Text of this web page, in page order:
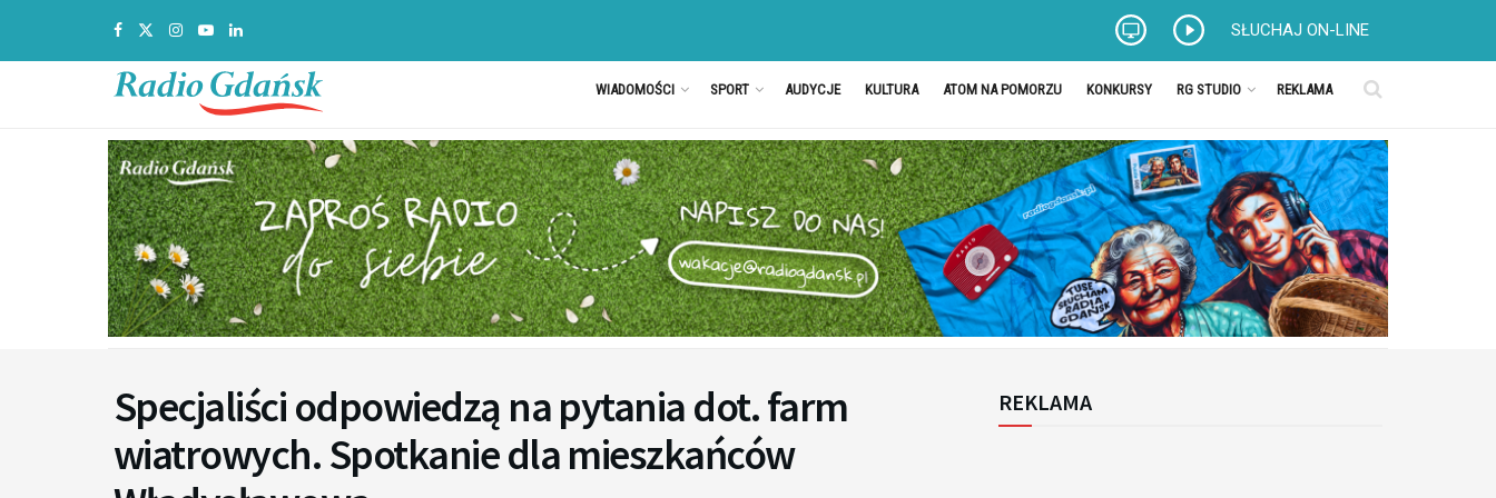
SŁUCHAJ ON-LINE
WIADOMOŚCI SPORT AUDYCJE KULTURA ATOM NA POMORZU KONKURSY RG STUDIO REKLAMA
Specjaliści odpowiedzą na pytania dot. farm
wiatrowych. Spotkanie dla mieszkańców
REKLAMA